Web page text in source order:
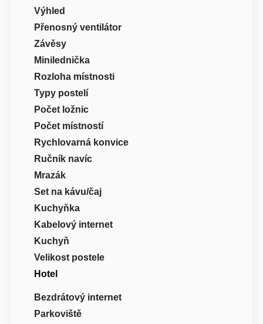
Výhled
Přenosný ventilátor
Závěsy
Minilednička
Rozloha místnosti
Typy postelí
Počet ložnic
Počet místností
Rychlovarná konvice
Ručník navíc
Mrazák
Set na kávu/čaj
Kuchyňka
Kabelový internet
Kuchyň
Velikost postele
Hotel
Bezdrátový internet
Parkoviště